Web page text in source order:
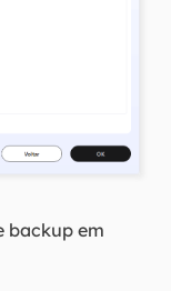
backup em